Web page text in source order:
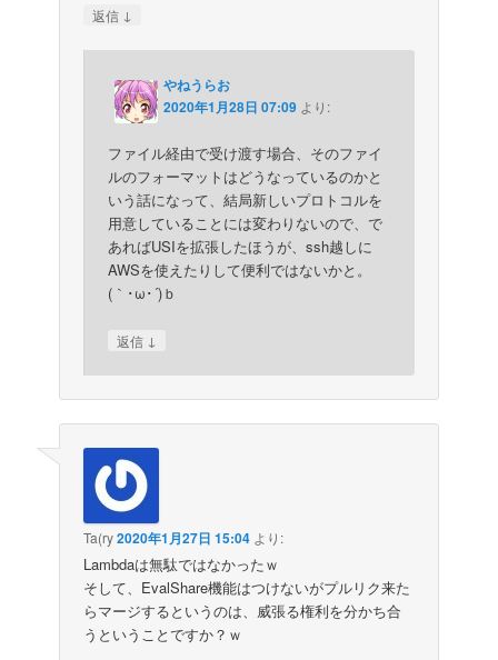
返信 ↓
やねうらお
2020年1月28日 07:09 より:
ファイル経由で受け渡す場合、そのファイ
ルのフォーマットはどうなっているのかと
いう話になって、結局新しいプロトコルを
用意していることには変わりないので、で
あればUSIを拡張したほうが、ssh越しに
AWSを使えたりして便利ではないかと。
(｀･ω･´)ｂ
返信 ↓
Ta(ry2020年1月27日 15:04 より:
Lambdaは無駄ではなかったｗ
そして、EvalShare機能はつけないがプルリク来た
らマージするというのは、威張る権利を分かち合
うということですか？ｗ